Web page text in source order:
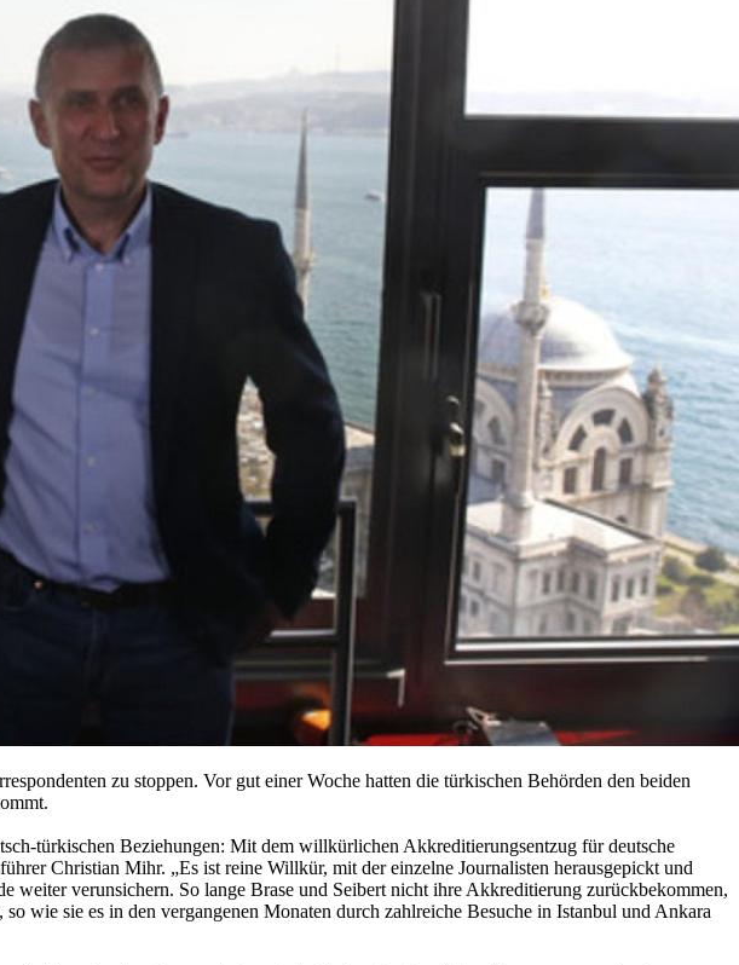
zu stoppen. Vor gut einer Woche hatten die türkischen Behörden den beiden
türkischen Beziehungen: Mit dem willkürlichen Akkreditierungsentzug für deutsche
Christian Mihr. „Es ist reine Willkür, mit der einzelne Journalisten herausgepickt und
verunsichern. So lange Brase und Seibert nicht ihre Akkreditierung zurückbekommen,
wie sie es in den vergangenen Monaten durch zahlreiche Besuche in Istanbul und Ankara